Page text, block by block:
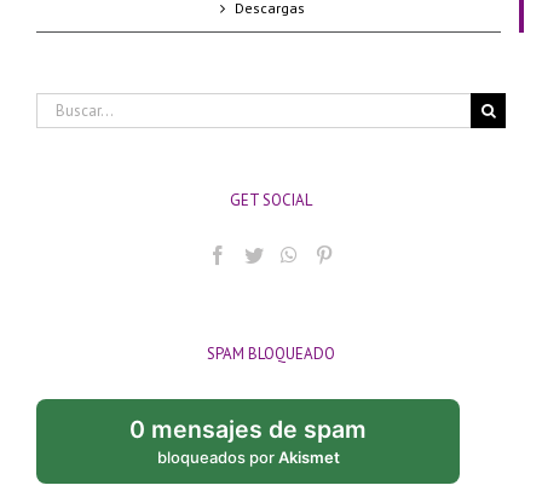
Descargas
Buscar:
GET SOCIAL
SPAM BLOQUEADO
0 mensajes de spam
bloqueados porAkismet